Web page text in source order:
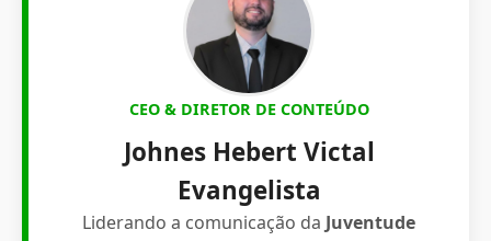
CEO & DIRETOR DE CONTEÚDO
Johnes Hebert Victal
Evangelista
Liderando a comunicação da Juventude